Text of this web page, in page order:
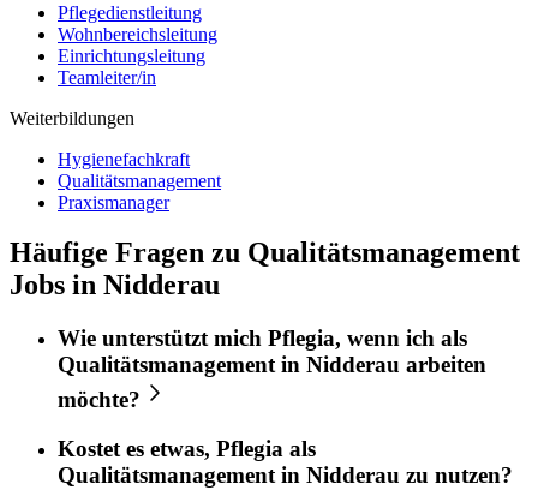
Pflegedienstleitung
Wohnbereichsleitung
Einrichtungsleitung
Teamleiter/in
Weiterbildungen
Hygienefachkraft
Qualitätsmanagement
Praxismanager
Häufige Fragen zu Qualitätsmanagement
Jobs in Nidderau
Wie unterstützt mich Pflegia, wenn ich als
Qualitätsmanagementin Nidderau arbeiten
möchte?
Kostet es etwas, Pflegia als
Qualitätsmanagement in Nidderau zu nutzen?